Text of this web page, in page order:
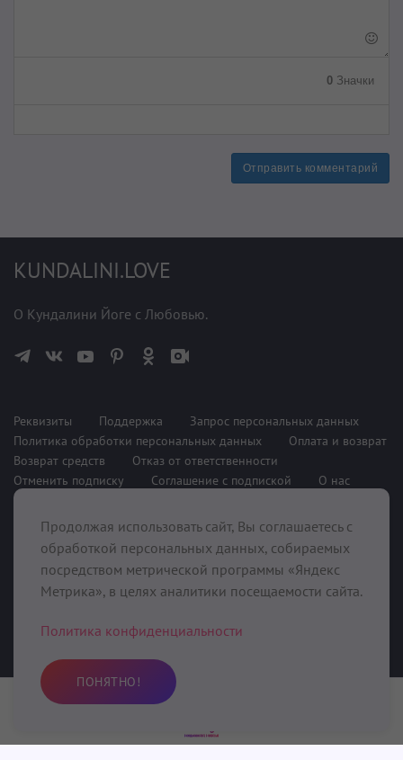
0 Значки
Отправить комментарий
KUNDALINI.LOVE
О Кундалини Йоге с Любовью.
Реквизиты Поддержка
Запрос персональных данных
Политика обработки персональных данных
Оплата и возврат
Возврат средств
Отказ от ответственности
Отменить подписку
Соглашение с подпиской О нас
При поддержке
643908114874 ОГРНИП 321645700011461),
Продолжая использовать сайт, Вы соглашаетесь с
обработкой персональных данных, собираемых
посредством метрической программы «Яндекс
Метрика», в целях аналитики посещаемости сайта.
Политика конфиденциальности
ПОНЯТНО!